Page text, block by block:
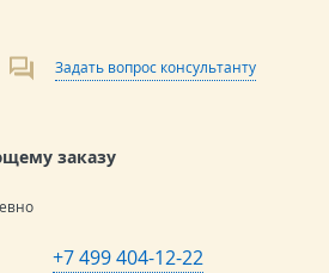
Задать вопрос консультанту
заказу
+7 499 404-12-22